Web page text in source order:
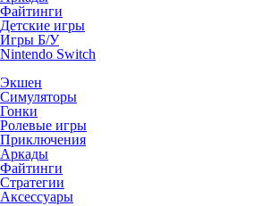
Файтинги
Детские игры
Игры Б/У
Nintendo Switch
Экшен
Симуляторы
Гонки
Ролевые игры
Приключения
Аркады
Файтинги
Стратегии
Аксессуары